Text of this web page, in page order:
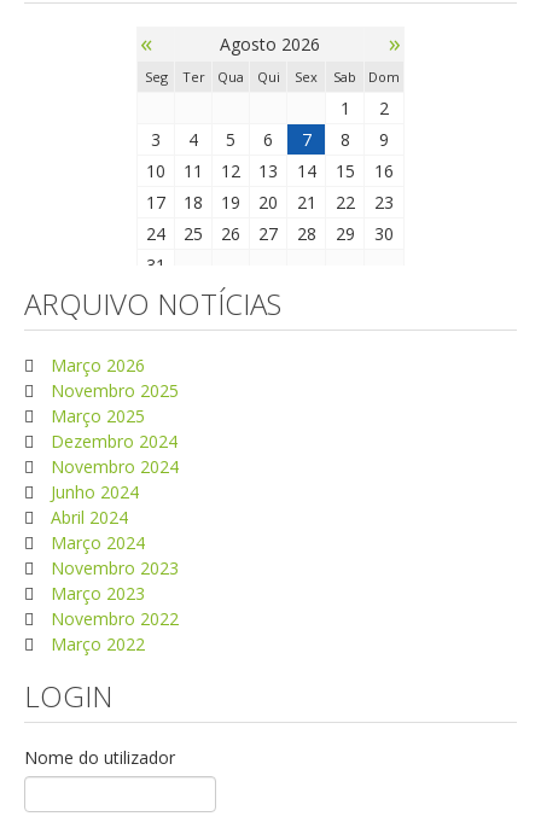
« Agosto 2026 »
Seg Ter Qua Qui Sex Sab Dom
1
2
3
4 5 6 7 8
9
10
11 12 13 14 15
16
17
18 19 20 21 22
23
24
25 26 27 28 29
30
31
ARQUIVO NOTÍCIAS
Março 2026
Novembro 2025
Março 2025
Dezembro 2024
Novembro 2024
Junho 2024
Abril 2024
Março 2024
Novembro 2023
Março 2023
Novembro 2022
Março 2022
LOGIN
Nome do utilizador